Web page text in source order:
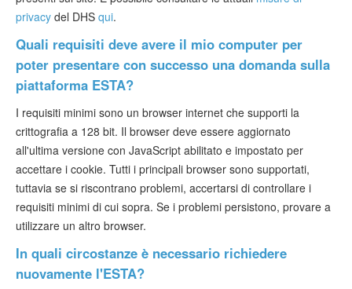
privacy del DHS qui.
Quali requisiti deve avere il mio computer per
poter presentare con successo una domanda sulla
piattaforma ESTA?
I requisiti minimi sono un browser internet che supporti la
crittografia a 128 bit. Il browser deve essere aggiornato
all'ultima versione con JavaScript abilitato e impostato per
accettare i cookie. Tutti i principali browser sono supportati,
tuttavia se si riscontrano problemi, accertarsi di controllare i
requisiti minimi di cui sopra. Se i problemi persistono, provare a
utilizzare un altro browser.
In quali circostanze è necessario richiedere
nuovamente l'ESTA?